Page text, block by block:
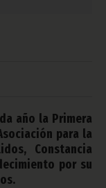
año la Primera
para la
Constancia
por su